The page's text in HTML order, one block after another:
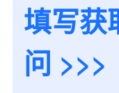
填写获
问 >>>